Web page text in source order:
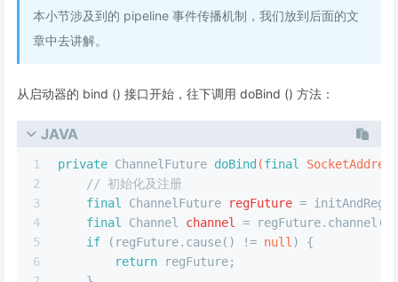
本小节涉及到的 pipeline 事件传播机制，我们放到后面的文
章中去讲解。
从启动器的 bind () 接口开始，往下调用 doBind () 方法：
JAVA
1
2
3
4
5
6
private ChannelFuture doBind (final
// 初始化及注册
final
ChannelFuture regFuture =
final
Channel channel = regFuture.channel();
if (regFuture.cause() != null) {
return regFuture;